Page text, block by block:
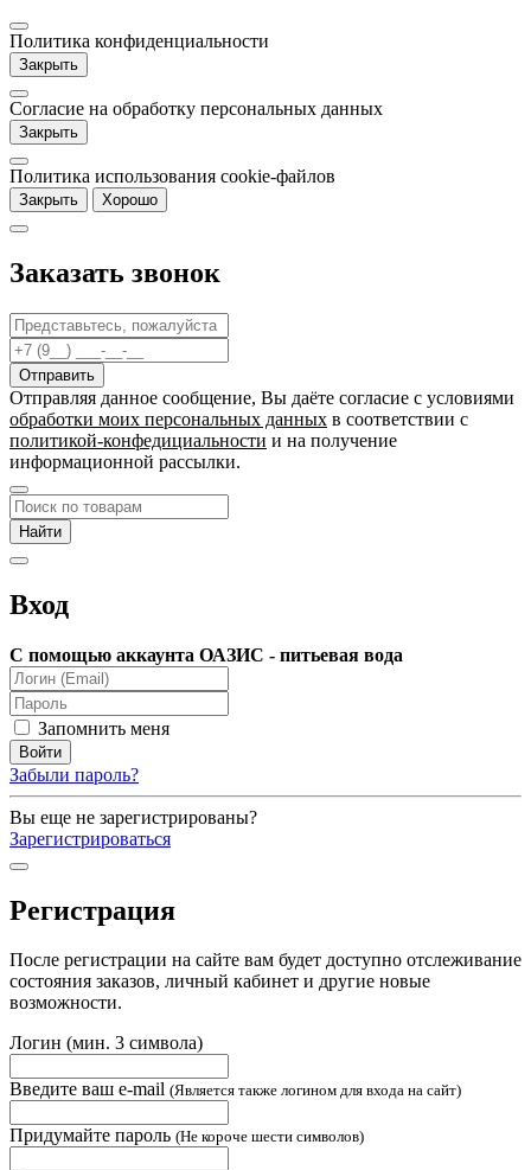
Политика конфиденциальности
Закрыть
Согласие на обработку персональных данных
Закрыть
Политика использования cookie-файлов
Закрыть Хорошо
Заказать звонок
Отправляя данное сообщение, Вы даёте согласие c условиями
обработки моих персональных данных в соответствии с
политикой-конфедициальности и на получение
информационной рассылки.
Вход
С помощью аккаунта ОАЗИС - питьевая вода
Запомнить меня
Забыли пароль?
Вы еще не зарегистрированы?
Зарегистрироваться
Регистрация
После регистрации на сайте вам будет доступно отслеживание
состояния заказов, личный кабинет и другие новые
возможности.
Логин (мин. 3 символа)
Введите ваш e-mail (Является также логином для входа на сайт)
Придумайте пароль (Не короче шести символов)